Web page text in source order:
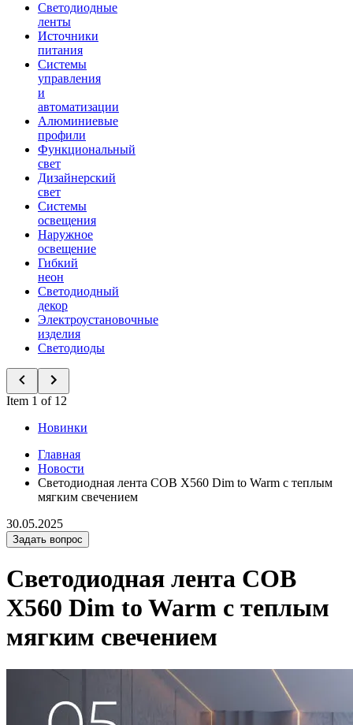
Светодиодные
ленты
Источники
питания
Системы
управления
и
автоматизации
Алюминиевые
профили
Функциональный
свет
Дизайнерский
свет
Системы
освещения
Наружное
освещение
Гибкий
неон
Светодиодный
декор
Электроустановочные
изделия
Светодиоды
Item 1 of 12
Новинки
Главная
Новости
Светодиодная лента COB X560 Dim to Warm с теплым
мягким свечением
30.05.2025
Задать вопрос
Светодиодная лента COB
X560 Dim to Warm с теплым
мягким свечением